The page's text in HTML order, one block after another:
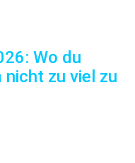
Wo du
zu viel zu